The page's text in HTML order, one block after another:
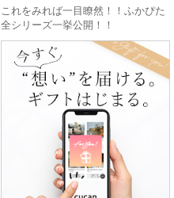
これをみれば一目瞭然！！ふかぴた
全シリーズ一挙公開！！